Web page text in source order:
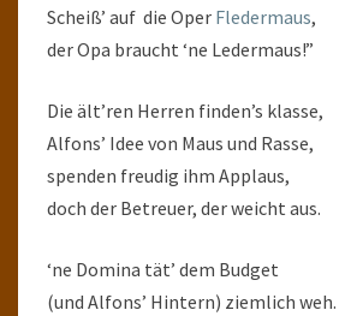
Scheiß’ auf die Oper Fledermaus,
der Opa braucht ‘ne Ledermaus!”
Die ält’ren Herren finden’s klasse,
Alfons’ Idee von Maus und Rasse,
spenden freudig ihm Applaus,
doch der Betreuer, der weicht aus.
‘ne Domina tät’ dem Budget
(und Alfons’ Hintern) ziemlich weh.